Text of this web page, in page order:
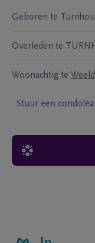
Geboren te
Overleden te
Woonachtig te
Stuur een